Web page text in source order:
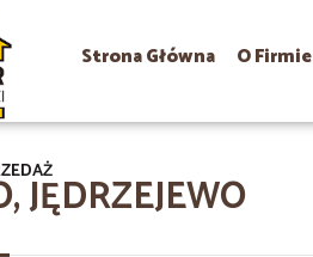
Strona Główna O Firmie
JĘDRZEJEWO